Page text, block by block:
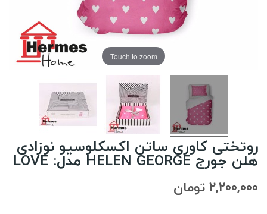
Touch to zoom
روتختی کاوری ساتن اکسکلوسیو نوزادی
هلن جورج HELEN GEORGE مدل: LOVE
2,200,000 تومان